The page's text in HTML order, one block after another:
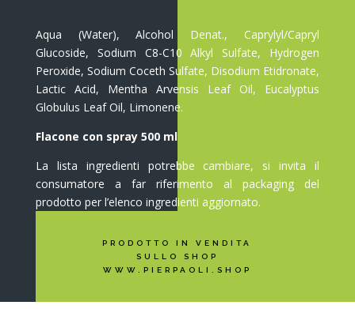
Aqua (Water), Alcohol Denat., Caprylyl/Capryl
Glucoside, Sodium C8-C10 Alkyl Sulfate, Hydrogen
Peroxide, Sodium Coceth Sulfate, Disodium Etidronate,
Lactic Acid, Mentha Arvensis Leaf Oil, Eucalyptus
Globulus Leaf Oil, Limonene.
Flacone con spray 500 ml
La lista ingredienti potrebbe cambiare, si invita il
consumatore a far riferimento al packaging del
prodotto per l’elenco ingredienti aggiornato.
PRODOTTO IN VENDITA
SULLO SHOP
WWW.PIERPAOLI.SHOP